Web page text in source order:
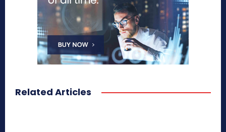
Related Articles